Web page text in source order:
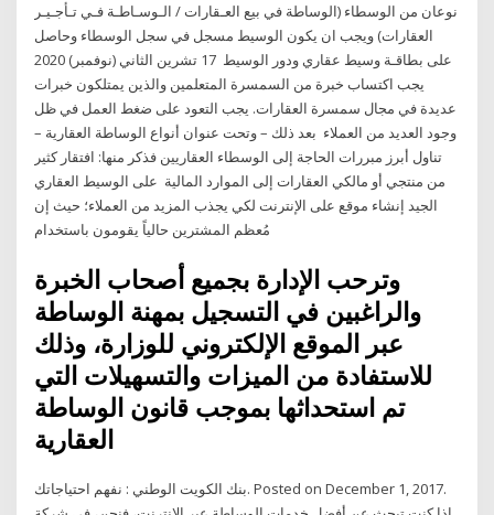
نوعان من الوسطاء (الوساطة في بيع العـقارات / الـوسـاطـة فـي تـأجـيـر
العقارات) ويجب ان يكون الوسيط مسجل في سجل الوسطاء وحاصل
على بطاقـة وسيط عقاري ودور الوسيط 17 تشرين الثاني (نوفمبر) 2020
يجب اكتساب خبرة من السمسرة المتعلمين والذين يمتلكون خبرات
عديدة في مجال سمسرة العقارات. يجب التعود على ضغط العمل في ظل
وجود العديد من العملاء بعد ذلك – وتحت عنوان أنواع الوساطة العقارية –
تناول أبرز مبررات الحاجة إلى الوسطاء العقاريين فذكر منها: افتقار كثير
من منتجي أو مالكي العقارات إلى الموارد المالية على الوسيط العقاري
الجيد إنشاء موقع على الإنترنت لكي يجذب المزيد من العملاء؛ حيث إن
وترحب الإدارة بجميع أصحاب الخبرة
والراغبين في التسجيل بمهنة الوساطة
عبر الموقع الإلكتروني للوزارة، وذلك
للاستفادة من الميزات والتسهيلات التي
تم استحداثها بموجب قانون الوساطة
العقارية
بنك الكويت الوطني : نفهم احتياجاتك. Posted on December 1, 2017.